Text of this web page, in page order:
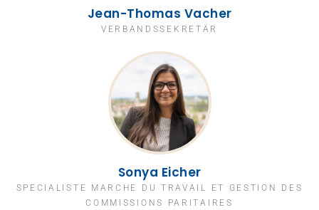
Jean-Thomas Vacher
VERBANDSSEKRETÄR
Sonya Eicher
SPECIALISTE MARCHE DU TRAVAIL ET GESTION DES
COMMISSIONS PARITAIRES